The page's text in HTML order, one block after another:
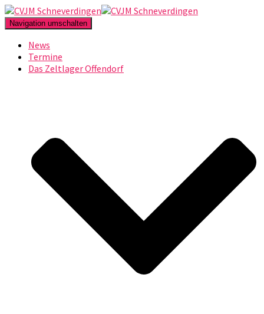
Navigation umschalten
News
Termine
Das Zeltlager Offendorf